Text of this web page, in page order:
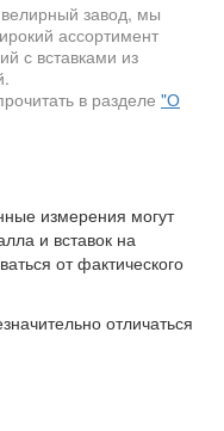
завод, мы
ассортимент
с вставками из
в разделе "О
измерения могут
и вставок на
от фактического
отличаться